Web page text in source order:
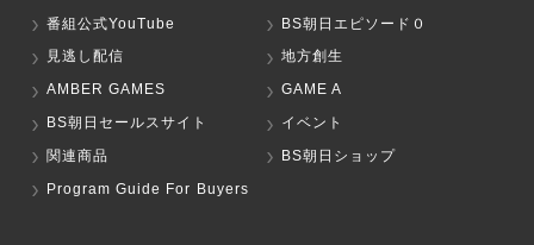
番組公式YouTube
BS朝日エピソード０
見逃し配信
地方創生
AMBER GAMES
GAME A
BS朝日セールスサイト
イベント
関連商品
BS朝日ショップ
Program Guide For Buyers